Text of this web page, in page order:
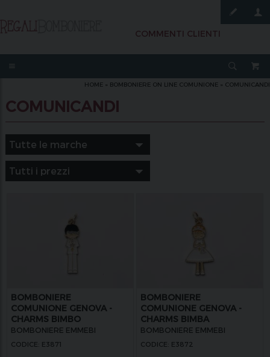
COMMENTI CLIENTI
HOME » BOMBONIERE ON LINE COMUNIONE » COMUNICANDI
COMUNICANDI
BOMBONIERE
COMUNIONE GENOVA -
CHARMS BIMBO
COMUNIONE
BOMBONIERE EMMEBI
CODICE: E3871
BOMBONIERE
COMUNIONE GENOVA -
CHARMS BIMBA
COMUNIONE
BOMBONIERE EMMEBI
CODICE: E3872